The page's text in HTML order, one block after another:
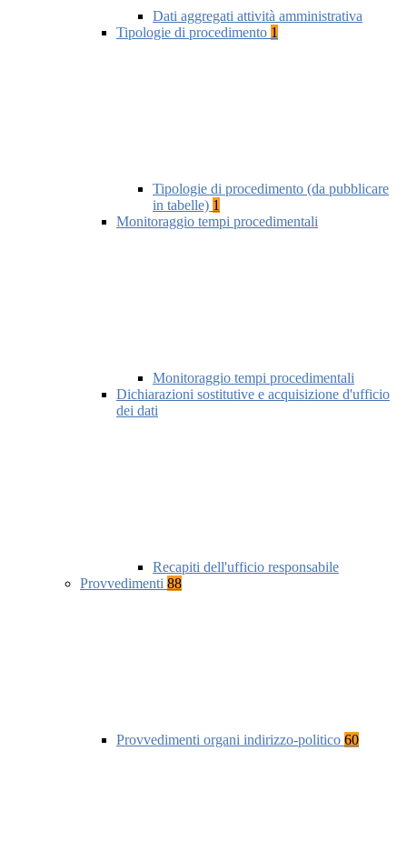
Dati aggregati attività amministrativa
Tipologie di procedimento 1
Tipologie di procedimento (da pubblicare
in tabelle) 1
Monitoraggio tempi procedimentali
Monitoraggio tempi procedimentali
Dichiarazioni sostitutive e acquisizione d'ufficio
dei dati
Recapiti dell'ufficio responsabile
Provvedimenti 88
Provvedimenti organi indirizzo-politico 60